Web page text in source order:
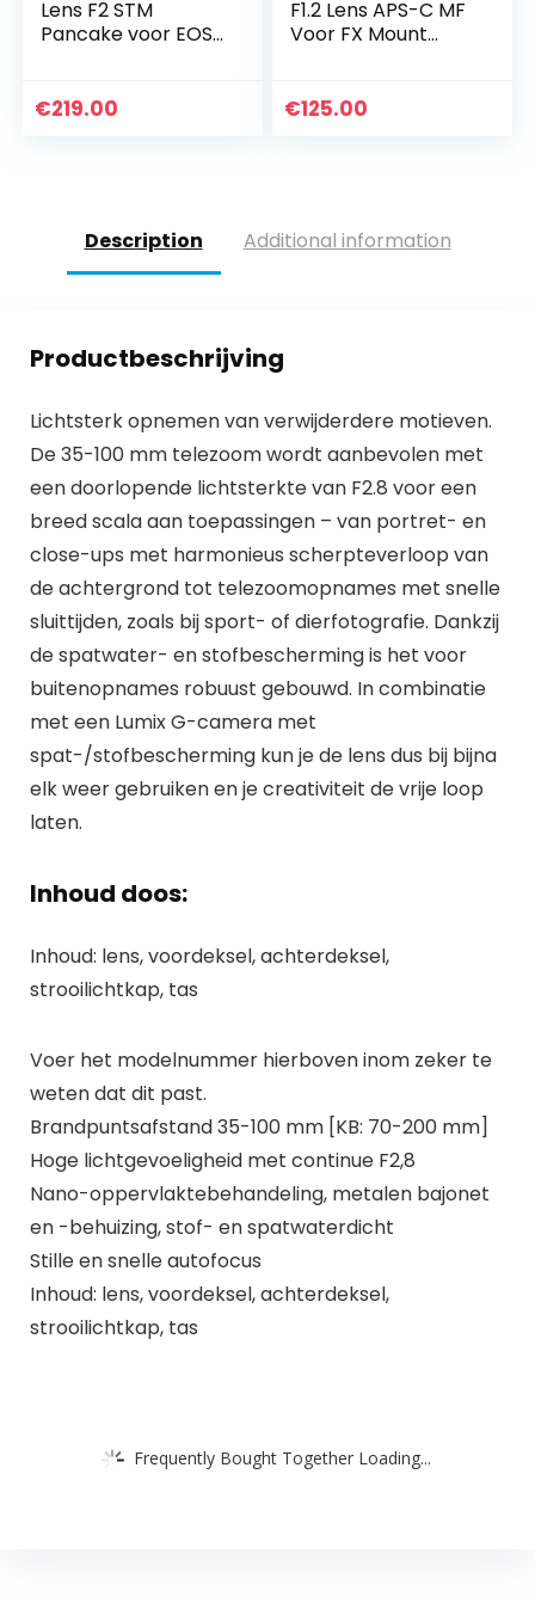
Lens F2 STM
Pancake voor EOS
, 43 mm filterdraad,
€219.00
F1.2 Lens APS-C MF
Voor FX Mount
X-T1 X-T10 X-T2 X-
€125.00
Description Additional information
Productbeschrijving
Lichtsterk opnemen van verwijderdere motieven.
De 35-100 mm telezoom wordt aanbevolen met
een doorlopende lichtsterkte van F2.8 voor een
breed scala aan toepassingen – van portret- en
close-ups met harmonieus scherpteverloop van
de achtergrond tot telezoomopnames met snelle
sluittijden, zoals bij sport- of dierfotografie. Dankzij
de spatwater- en stofbescherming is het voor
buitenopnames robuust gebouwd. In combinatie
met een Lumix G-camera met
spat-/stofbescherming kun je de lens dus bij bijna
elk weer gebruiken en je creativiteit de vrije loop
laten.
Inhoud doos:
Inhoud: lens, voordeksel, achterdeksel,
strooilichtkap, tas
Voer het modelnummer hierboven inom zeker te
weten dat dit past.
Brandpuntsafstand 35-100 mm [KB: 70-200 mm]
Hoge lichtgevoeligheid met continue F2,8
Nano-oppervlaktebehandeling, metalen bajonet
en -behuizing, stof- en spatwaterdicht
Stille en snelle autofocus
Inhoud: lens, voordeksel, achterdeksel,
strooilichtkap, tas
Frequently Bought Together Loading...